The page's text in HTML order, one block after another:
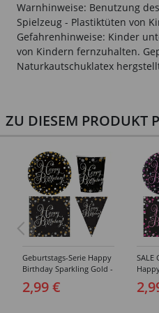
Warnhinweise: Benutzung
Spielzeug - Plastiktüten von
Gefahrenhinweise: Kinder
von Kindern fernzuhalten.
Naturkautschuklatex
ZU DIESEM PRODUKT
Geburtstags-Serie Happy
Birthday Sparkling Gold -
Teller, Servietten, Becher
& Dekorationen
2,99 €
SALE
Pink